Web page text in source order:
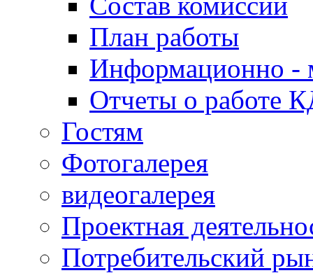
План работы
Информационно -
Отчеты о работе
Гостям
Фотогалерея
видеогалерея
Проектная
Потребительский